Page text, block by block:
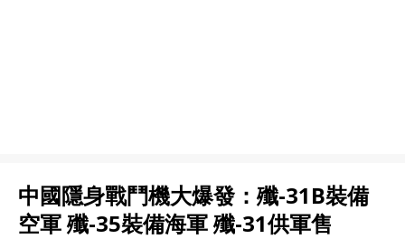
中國隱身戰鬥機大爆發：殲-31B裝備
空軍 殲-35裝備海軍 殲-31供軍售